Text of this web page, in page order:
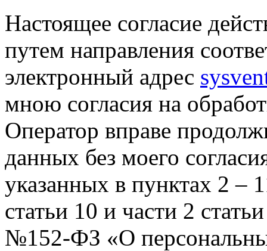
Настоящее согласие
путем направления
электронный адрес
мною согласия на
Оператор вправе
данных без моего
указанных в пунктах 2 –
статьи 10 и части 2
№152-ФЗ «О